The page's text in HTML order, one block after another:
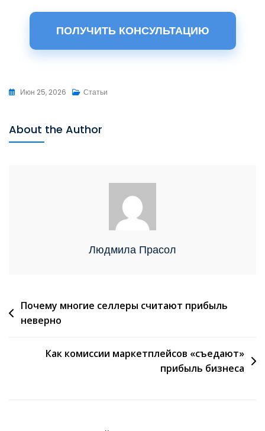
ПОЛУЧИТЬ КОНСУЛЬТАЦИЮ
Июн 25, 2026 Статьи
About the Author
Людмила Прасол
Почему многие селлеры считают прибыль
неверно
Как комиссии маркетплейсов «съедают»
прибыль бизнеса